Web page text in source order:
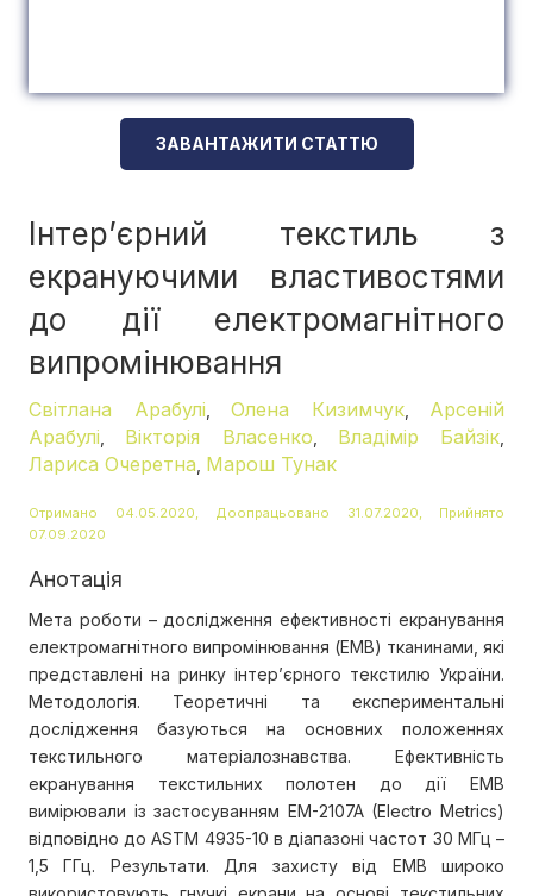
ЗАВАНТАЖИТИ СТАТТЮ
Інтер’єрний текстиль з
екрануючими властивостями
до дії електромагнітного
випромінювання
Світлана Арабулі Олена Кизимчук, Арсеній
Арабулі
Вікторія Власенко Владімір Байзік
Лариса Очеретна Марош Тунак
Отримано 04.05.2020, Доопрацьовано 31.07.2020, Прийнято
07.09.2020
Анотація
Мета роботи – дослідження ефективності екранування
електромагнітного випромінювання (ЕМВ) тканинами, які
представлені на ринку інтер’єрного текстилю України.
Методологія. Теоретичні та експериментальні
дослідження базуються на основних положеннях
текстильного матеріалознавства. Ефективність
екранування текстильних полотен до дії EMВ
вимірювали із застосуванням EM-2107A (Electro Metrics)
відповідно до ASTM 4935-10 в діапазоні частот 30 МГц –
1,5 ГГц. Результати. Для захисту від ЕМВ широко